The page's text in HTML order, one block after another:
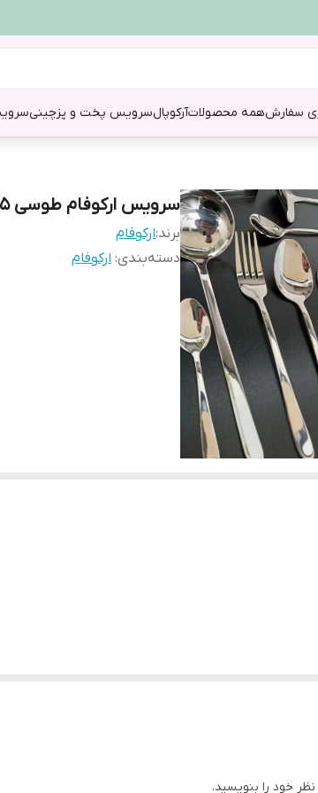
سفارشهمه محصولاتآرکوپالسرویس پخت و پزچینی
سرویس ارکوفام طوسی 25پارچه 6نفره
برند:ارکوفام
دسته‌بندی: ارکوفام
خود را بنویسید.